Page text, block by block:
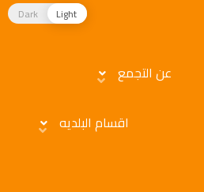
Light
Dark
عن التجمع
اقسام البلديه